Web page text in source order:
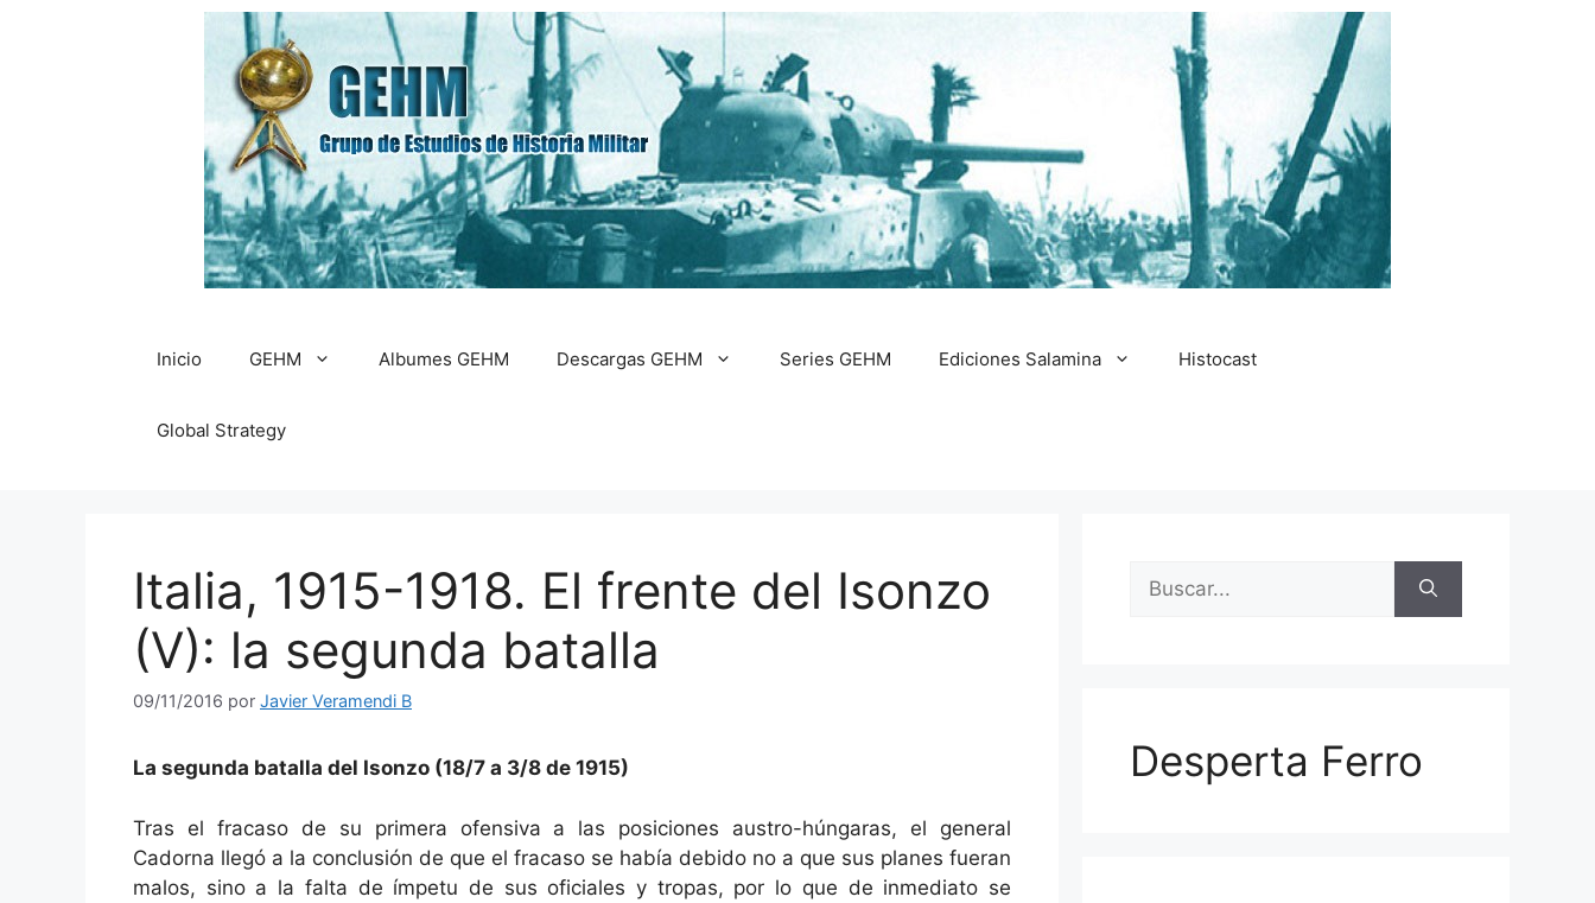
Inicio GEHM Albumes GEHM Descargas GEHM Series GEHM Ediciones Salamina Histocast
Global Strategy
Italia, 1915-1918. El frente del Isonzo
(V): la segunda batalla
09/11/2016 por Javier Veramendi B
La segunda batalla del Isonzo (18/7 a 3/8 de 1915)
Tras el fracaso de su primera ofensiva a las posiciones austro-húngaras, el general
Cadorna llegó a la conclusión de que el fracaso se había debido no a que sus planes fueran
malos, sino a la falta de ímpetu de sus oficiales y tropas, por lo que de inmediato se
Buscar:
Desperta Ferro